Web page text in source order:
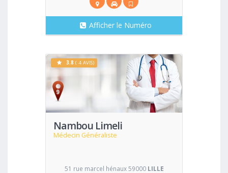
Afficher le Numéro
Nambou Limeli
Médecin Généraliste
Voir
3.8 ( 4 AVIS)
51 rue marcel hénaux 59000 LILLE